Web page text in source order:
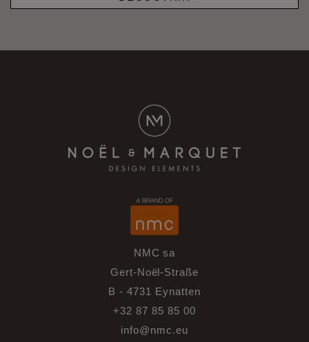
NMC sa
Gert-Noël-Straße
B - 4731 Eynatten
+32 87 85 85 00
info@nmc.eu